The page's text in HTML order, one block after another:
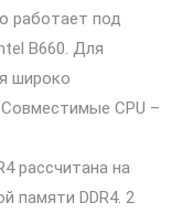
работает под
B660. Для
широко
CPU –
рассчитана на
памяти DDR4. 2